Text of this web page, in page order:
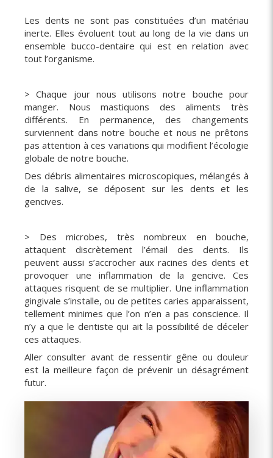
Les dents ne sont pas constituées d’un matériau
inerte. Elles évoluent tout au long de la vie dans un
ensemble bucco-dentaire qui est en relation avec
tout l’organisme.
> Chaque jour nous utilisons notre bouche pour
manger. Nous mastiquons des aliments très
différents. En permanence, des changements
surviennent dans notre bouche et nous ne prêtons
pas attention à ces variations qui modifient l’écologie
globale de notre bouche.
Des débris alimentaires microscopiques, mélangés à
de la salive, se déposent sur les dents et les
gencives.
> Des microbes, très nombreux en bouche,
attaquent discrètement l’émail des dents. Ils
peuvent aussi s’accrocher aux racines des dents et
provoquer une inflammation de la gencive. Ces
attaques risquent de se multiplier. Une inflammation
gingivale s’installe, ou de petites caries apparaissent,
tellement minimes que l’on n’en a pas conscience. Il
n’y a que le dentiste qui ait la possibilité de déceler
ces attaques.
Aller consulter avant de ressentir gêne ou douleur
est la meilleure façon de prévenir un désagrément
futur.